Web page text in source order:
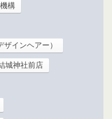
構
インヘアー）
城神社前店